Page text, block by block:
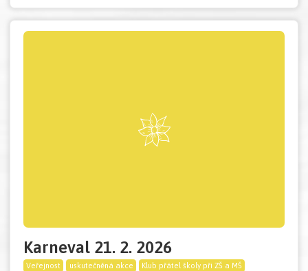
Karneval 21. 2. 2026
Veřejnost uskutečněná akce Klub přátel školy při ZŠ a MŠ